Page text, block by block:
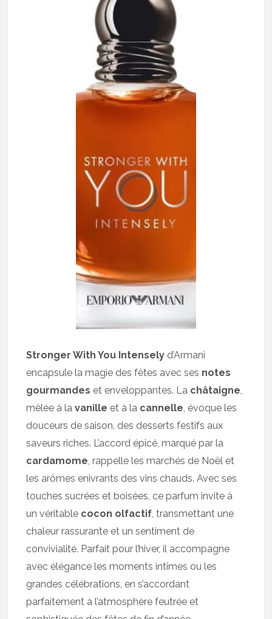
Stronger With You Intensely d’Armani
encapsule la magie des fêtes avec ses notes
gourmandes et enveloppantes. La châtaigne
mêlée à lavanille et à la cannelle , évoque les
douceurs de saison, des desserts festifs aux
saveurs riches. L’accord épicé, marqué par la
cardamome , rappelle les marchés de Noël et
les arômes enivrants des vins chauds. Avec ses
touches sucrées et boisées, ce parfum invite à
un véritable cocon olfactif , transmettant une
chaleur rassurante et un sentiment de
convivialité. Parfait pour l’hiver, il accompagne
avec élégance les moments intimes ou les
grandes célébrations, en s’accordant
parfaitement à l’atmosphère feutrée et